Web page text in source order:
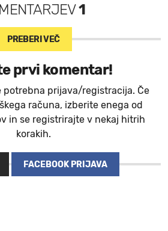
1
PREBERI VEČ
prvi komentar!
potrebna prijava/registracija. Če
računa, izberite enega od
in se registrirajte v nekaj hitrih
korakih.
FACEBOOK PRIJAVA